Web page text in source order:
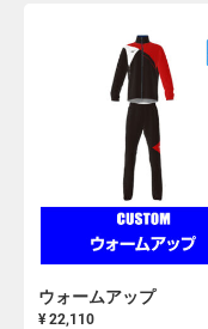
Actions
ウォームアップ
¥ 22,110